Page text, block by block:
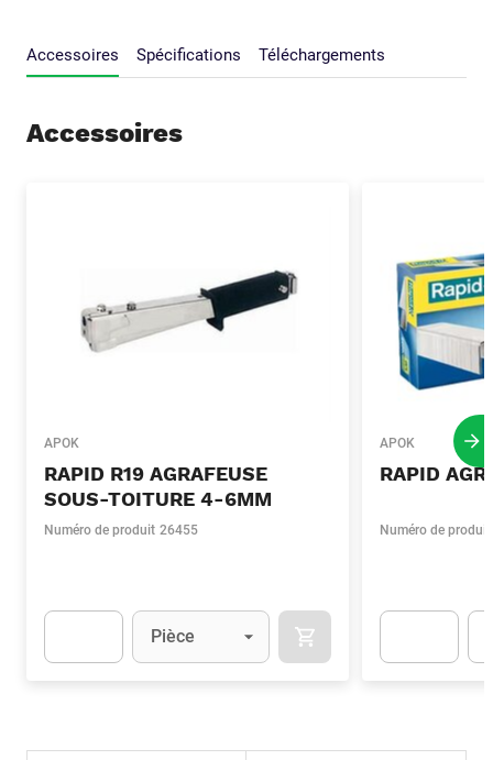
Accessoires Spécifications Téléchargements
Accessoires
APOK
RAPID R19 AGRAFEUSE
SOUS-TOITURE 4-6MM
Numéro de produit 26455
Unité
Pièce AJOUTER AU PANIER
APOK
RAPID
Numéro de produit